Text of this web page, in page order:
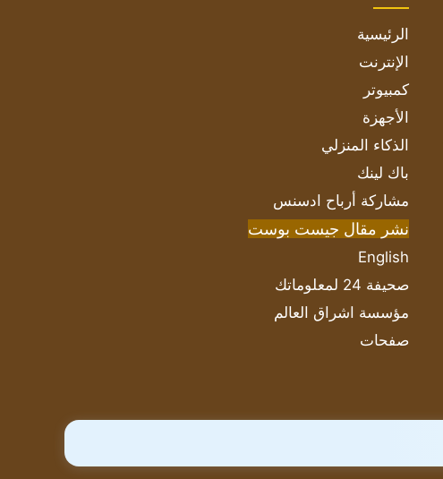
الرئيسية
الإنترنت
كمبيوتر
الأجهزة
الذكاء المنزلي
باك لينك
مشاركة أرباح ادسنس
نشر مقال جيست بوست
English
صحيفة 24 لمعلوماتك
مؤسسة اشراق العالم
صفحات